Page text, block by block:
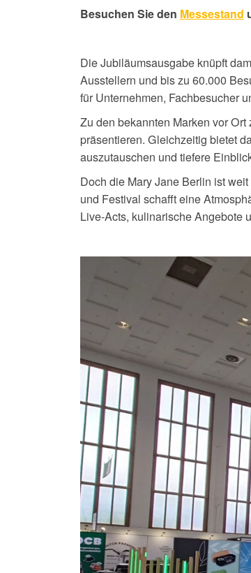
Besuchen Sie den Messestand
Die Jubiläumsausgabe knüpft
Ausstellern und bis zu 60.000
für Unternehmen, Fachbesucher
Zu den bekannten Marken vor
präsentieren. Gleichzeitig bietet
auszutauschen und tiefere
Doch die Mary Jane Berlin ist
und Festival schafft eine
Live-Acts, kulinarische Angebote